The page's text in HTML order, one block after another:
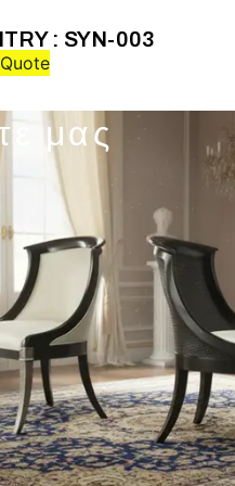
: SYN-003
μας